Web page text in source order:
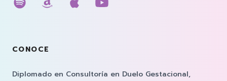
CONOCE
Diplomado en Consultoría en Duelo Gestacional,